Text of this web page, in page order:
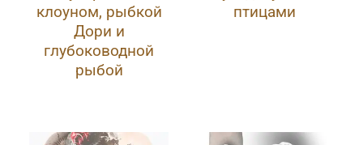
клоуном, рыбкой
Дори и
глубоководной
рыбой
птицами